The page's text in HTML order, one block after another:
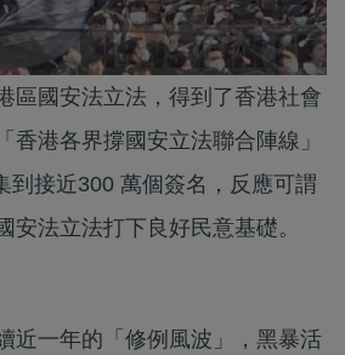
區國安法立法，得到了香港社會
香港各界撐國安立法聯合陣線」
到接近300 萬個簽名，反應可謂
安法立法打下良好民意基礎。
近一年的「修例風波」，黑暴活